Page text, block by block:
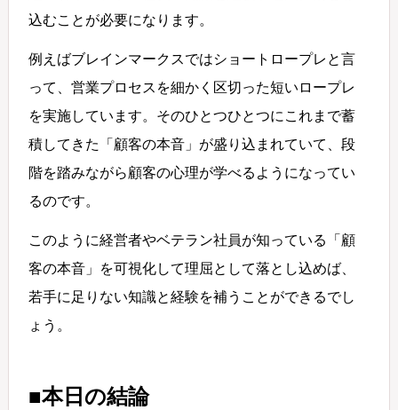
込むことが必要になります。
例えばブレインマークスではショートロープレと言
って、営業プロセスを細かく区切った短いロープレ
を実施しています。そのひとつひとつにこれまで蓄
積してきた「顧客の本音」が盛り込まれていて、段
階を踏みながら顧客の心理が学べるようになってい
るのです。
このように経営者やベテラン社員が知っている「顧
客の本音」を可視化して理屈として落とし込めば、
若手に足りない知識と経験を補うことができるでし
ょう。
■本日の結論